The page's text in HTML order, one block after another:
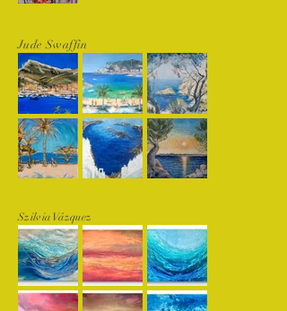
Jude Swaffin
Szilvia Vázquez